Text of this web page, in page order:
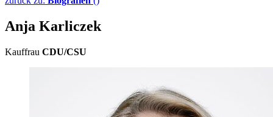
Anja Karliczek
Kauffrau CDU/CSU